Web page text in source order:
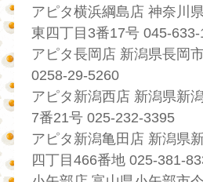
アピタ横浜綱島店 神奈川
東四丁目3番17号 045-
アピタ長岡店 新潟県長岡
0258-29-5260
アピタ新潟西店 新潟県新
7番21号 025-232-3395
アピタ新潟亀田店 新潟県
四丁目466番地 025-381-